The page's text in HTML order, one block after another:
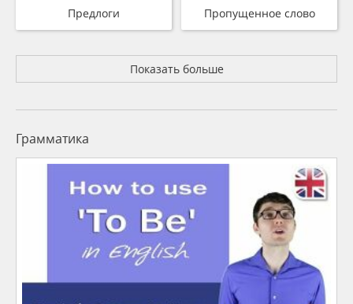
Предлоги Пропущенное слово
Показать больше
Грамматика